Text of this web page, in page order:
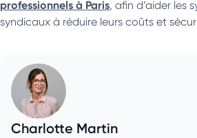
professionnels à Paris, afin d’aider les
syndicaux à réduire leurs coûts et
Charlotte Martin